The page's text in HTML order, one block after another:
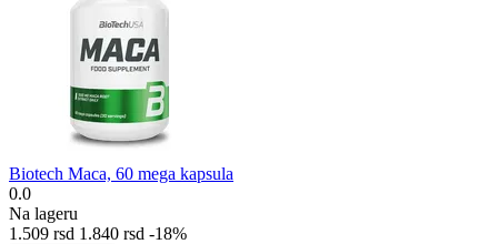
Biotech Maca, 60 mega kapsula
0.0
Na lageru
1.509 rsd 1.840 rsd -18%